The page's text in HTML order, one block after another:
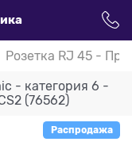
Розетка RJ 45 -
- категория 6 -
(76562)
Распродажа